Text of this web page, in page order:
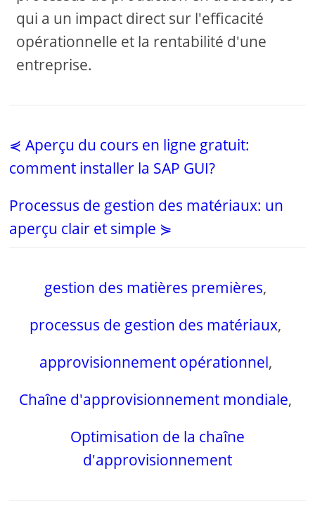
qui a un impact direct sur l'efficacité
opérationnelle et la rentabilité d'une
entreprise.
⋞ Aperçu du cours en ligne gratuit:
comment installer la SAP GUI?
Processus de gestion des matériaux: un
aperçu clair et simple ⋟
gestion des matières premières,
processus de gestion des matériaux,
approvisionnement opérationnel,
Chaîne d'approvisionnement mondiale,
Optimisation de la chaîne
d'approvisionnement